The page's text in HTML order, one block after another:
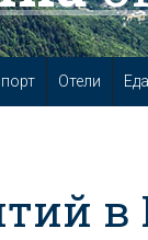
Отели Еда
в